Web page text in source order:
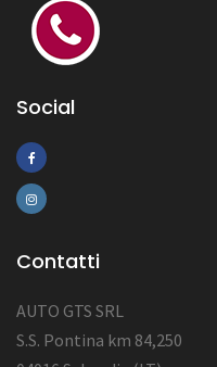
Social
Contatti
AUTO GTS SRL
S.S. Pontina km 84,250